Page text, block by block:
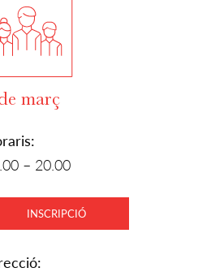
març
– 20.00
INSCRIPCIÓ